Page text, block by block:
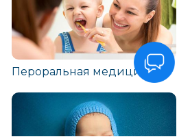
Пероральная медицина